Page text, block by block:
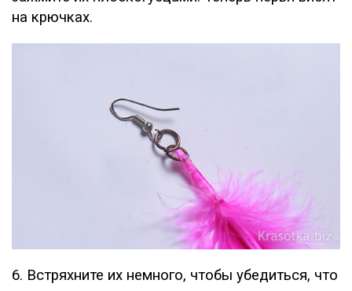
на крючках.
6. Встряхните их немного, чтобы убедиться, что